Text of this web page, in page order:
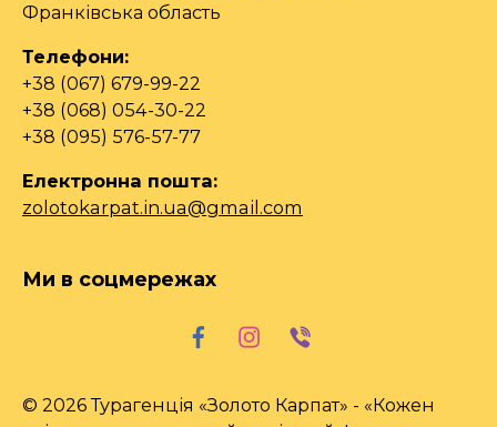
Франківська область
Телефони:
+38 (067) 679-99-22
+38 (068) 054-30-22
+38 (095) 576-57-77
Електронна пошта:
zolotokarpat.in.ua@gmail.com
Ми в соцмережах
© 2026 Турагенція «Золото Карпат» - «Кожен